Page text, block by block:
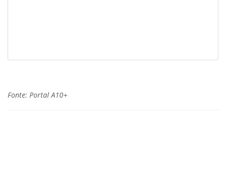
Fonte: Portal A10+